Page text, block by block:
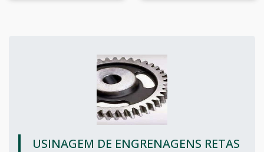
USINAGEM DE ENGRENAGENS RETAS